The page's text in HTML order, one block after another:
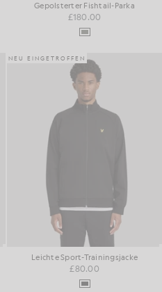
Gepolsterter Fishtail-Parka
£180.00
NEU EINGETROFFEN
Leichte Sport-Trainingsjacke
£80.00